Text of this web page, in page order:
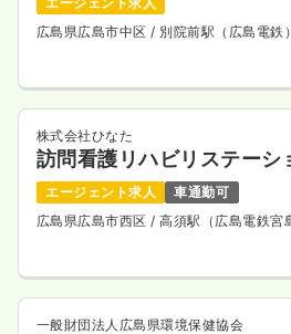
広島県広島市中区/ 別院前駅（広島電鉄
株式会社ひなた
訪問看護リハビリステーシ
エージェント求人
車通勤可
広島県広島市西区/ 高須駅（広島電鉄宮
一般財団法人広島県環境保健協会